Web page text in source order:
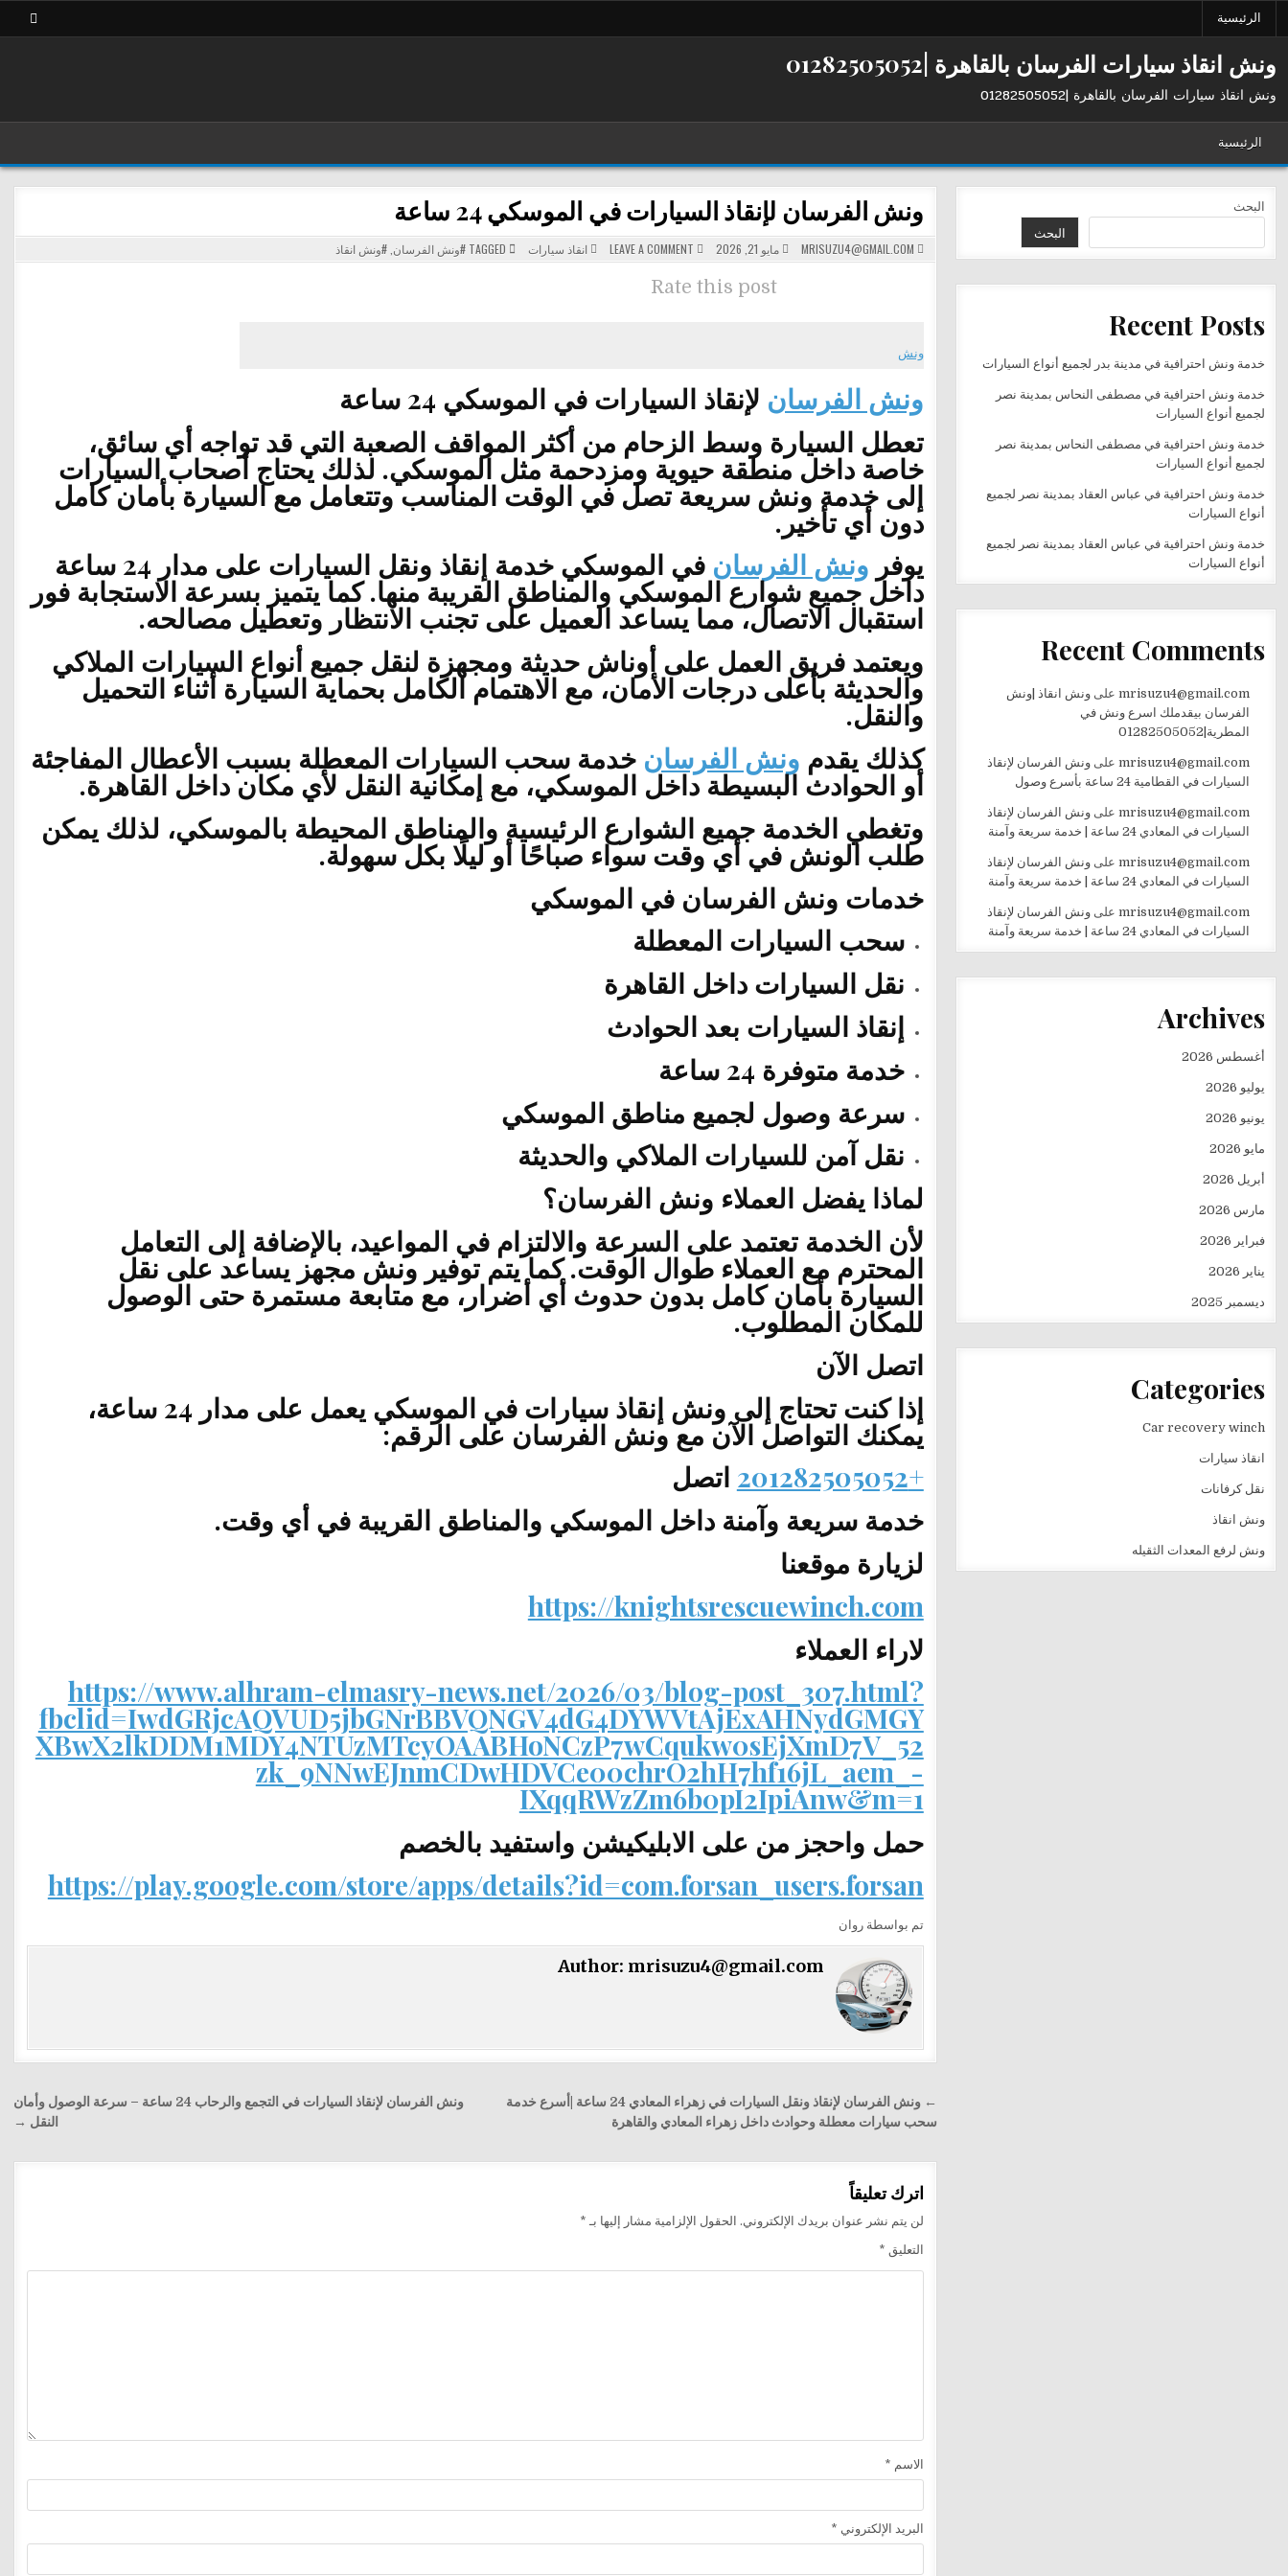
الرئيسية
ونش انقاذ سيارات الفرسان بالقاهرة |01282505052
ونش انقاذ سيارات الفرسان بالقاهرة |01282505052
الرئيسية
ونش الفرسان لإنقاذ السيارات في الموسكي 24 ساعة
MRISUZU4@GMAIL.COM مايو 21, 2026 LEAVE A COMMENT
ON
ونش
POSTED
IN
انقاذ سيارات #ونش الفرسان ,#ونش انقاذ
Rate this post
ونش
ونش الفرسان لإنقاذ السيارات في الموسكي 24 ساعة
تعطل السيارة وسط الزحام من أكثر المواقف الصعبة التي قد تواجه أي سائق،
خاصة داخل منطقة حيوية ومزدحمة مثل الموسكي. لذلك يحتاج أصحاب السيارات
إلى خدمة ونش سريعة تصل في الوقت المناسب وتتعامل مع السيارة بأمان كامل
دون أي تأخير.
يوفر ونش الفرسان في الموسكي خدمة إنقاذ ونقل السيارات على مدار 24 ساعة
داخل جميع شوارع الموسكي والمناطق القريبة منها. كما يتميز بسرعة الاستجابة فور
استقبال الاتصال، مما يساعد العميل على تجنب الانتظار وتعطيل مصالحه.
ويعتمد فريق العمل على أوناش حديثة ومجهزة لنقل جميع أنواع السيارات الملاكي
والحديثة بأعلى درجات الأمان، مع الاهتمام الكامل بحماية السيارة أثناء التحميل
والنقل.
كذلك يقدم ونش الفرسان خدمة سحب السيارات المعطلة بسبب الأعطال المفاجئة
أو الحوادث البسيطة داخل الموسكي، مع إمكانية النقل لأي مكان داخل القاهرة.
وتغطي الخدمة جميع الشوارع الرئيسية والمناطق المحيطة بالموسكي، لذلك يمكن
طلب الونش في أي وقت سواء صباحًا أو ليلًا بكل سهولة.
خدمات ونش الفرسان في الموسكي
سحب السيارات المعطلة
نقل السيارات داخل القاهرة
إنقاذ السيارات بعد الحوادث
خدمة متوفرة 24 ساعة
سرعة وصول لجميع مناطق الموسكي
نقل آمن للسيارات الملاكي والحديثة
لماذا يفضل العملاء ونش الفرسان؟
لأن الخدمة تعتمد على السرعة والالتزام في المواعيد، بالإضافة إلى التعامل
المحترم مع العملاء طوال الوقت. كما يتم توفير ونش مجهز يساعد على نقل
السيارة بأمان كامل بدون حدوث أي أضرار، مع متابعة مستمرة حتى الوصول
للمكان المطلوب.
اتصل الآن
إذا كنت تحتاج إلى ونش إنقاذ سيارات في الموسكي يعمل على مدار 24 ساعة،
يمكنك التواصل الآن مع ونش الفرسان على الرقم:
+201282505052
اتصل
خدمة سريعة وآمنة داخل الموسكي والمناطق القريبة في أي وقت.
لزيارة موقعنا
https://knightsrescuewinch.com
لاراء العملاء
https://www.alhram-elmasry-news.net/2026/03/blog-post_307.html?
fbclid=IwdGRjcAQVUD5jbGNrBBVQNGV4dG4DYWVtAjExAHNydGMGY
XBwX2lkDDM1MDY4NTUzMTcyOAABHoNCzP7wCqukw0sEjXmD7V_52
zk_9NNwEJnmCDwHDVCe00chrO2hH7hf16jL_aem_-
IXqqRWzZm6b0pI2IpiAnw&m=1
حمل واحجز من على الابليكيشن واستفيد بالخصم
https://play.google.com/store/apps/details?id=com.forsan_users.forsan
تم بواسطة روان
Author: mrisuzu4@gmail.com
تصفّح
المقالات
ونش الفرسان لإنقاذ السيارات في التجمع والرحاب 24 ساعة – سرعة الوصول وأمان
النقل →
← ونش الفرسان لإنقاذ ونقل السيارات في زهراء المعادي 24 ساعة |أسرع خدمة
سحب سيارات معطلة وحوادث داخل زهراء المعادي والقاهرة
اترك تعليقاً
لن يتم نشر عنوان بريدك الإلكتروني. الحقول الإلزامية مشار إليها بـ *
التعليق *
الاسم *
البريد الإلكتروني *
البحث
البحث
Recent Posts
خدمة ونش احترافية في مدينة بدر لجميع أنواع السيارات
خدمة ونش احترافية في مصطفى النحاس بمدينة نصر
لجميع أنواع السيارات
خدمة ونش احترافية في مصطفى النحاس بمدينة نصر
لجميع أنواع السيارات
خدمة ونش احترافية في عباس العقاد بمدينة نصر لجميع
أنواع السيارات
خدمة ونش احترافية في عباس العقاد بمدينة نصر لجميع
أنواع السيارات
Recent Comments
mrisuzu4@gmail.comعلى ونش انقاذ |ونش
الفرسان بيقدملك اسرع ونش في
المطرية|01282505052
mrisuzu4@gmail.comعلى ونش الفرسان لإنقاذ
السيارات في القطامية 24 ساعة بأسرع وصول
mrisuzu4@gmail.comعلى ونش الفرسان لإنقاذ
السيارات في المعادي 24 ساعة | خدمة سريعة وآمنة
mrisuzu4@gmail.comعلى ونش الفرسان لإنقاذ
السيارات في المعادي 24 ساعة | خدمة سريعة وآمنة
mrisuzu4@gmail.comعلى ونش الفرسان لإنقاذ
السيارات في المعادي 24 ساعة | خدمة سريعة وآمنة
Archives
أغسطس 2026
يوليو 2026
يونيو 2026
مايو 2026
أبريل 2026
مارس 2026
فبراير 2026
يناير 2026
ديسمبر 2025
Categories
Car recovery winch
انقاذ سيارات
نقل كرفانات
ونش انقاذ
ونش لرفع المعدات الثقيله